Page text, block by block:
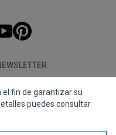
el fin de garantizar su
puedes consultar